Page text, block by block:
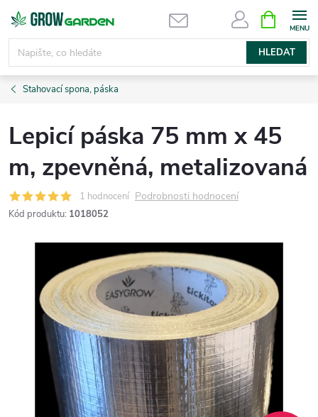
Přejít
obsah
HLEDAT
NÁKUPNÍ
KOŠÍK
Stahovací spona, páska
Lepicí páska 75 mm x 45
m, zpevněná, metalizovaná
1 hodnocení Podrobnosti hodnocení
Kód produktu: 1018052